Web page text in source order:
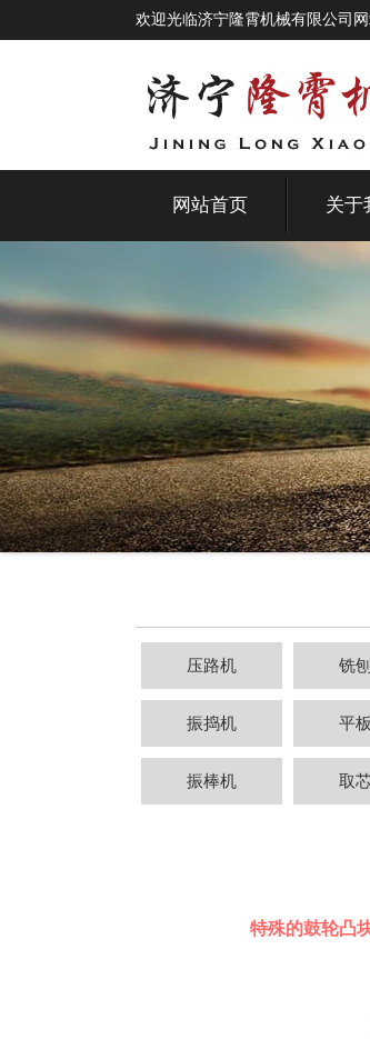
欢迎光临济宁隆霄机械有限公司
网站首页 关于
压路机 铣
振捣机 平
振棒机 取
特殊的鼓轮凸